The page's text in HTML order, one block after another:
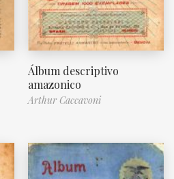
Álbum descriptivo
amazonico
Arthur Caccavoni